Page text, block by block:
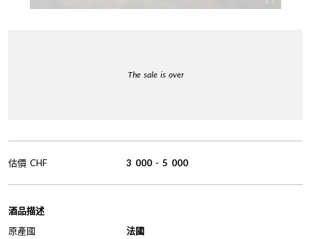
The sale is over
酒品描述
原產國
法國
估價 CHF 3 000 - 5 000